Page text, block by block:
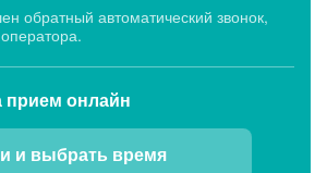
обратный автоматический звонок,
прием онлайн
и выбрать время